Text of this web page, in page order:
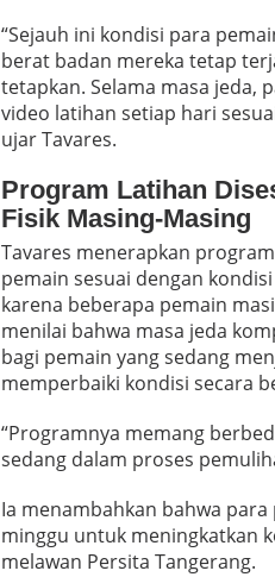
“Sejauh ini kondisi para
berat badan mereka tetap
tetapkan. Selama masa jeda,
video latihan setiap hari
ujar Tavares.
Program Latihan
Fisik Masing-Masing
Tavares menerapkan
pemain sesuai dengan
karena beberapa pemain
menilai bahwa masa jeda
bagi pemain yang sedang
memperbaiki kondisi secara
“Programnya memang
sedang dalam proses
Ia menambahkan bahwa
minggu untuk meningkatkan
melawan Persita Tangerang.